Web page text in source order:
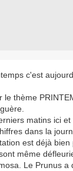
c'est
le thème
matins ici
dans la
est déjà
même
Le Prunus a